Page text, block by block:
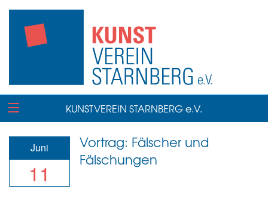
KUNSTVEREIN STARNBERG e.V.
Juni
11
Vortrag: Fälscher und
Fälschungen